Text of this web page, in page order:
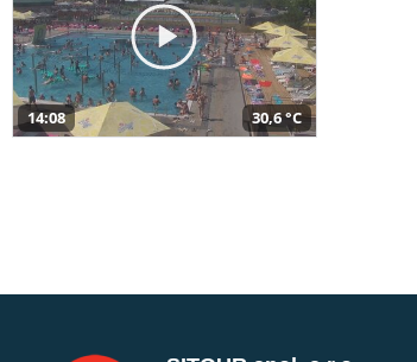
14:08 30,6 °C